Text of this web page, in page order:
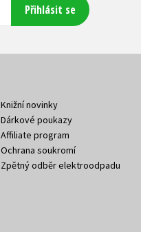
Přihlásit se
Knižní novinky
Dárkové poukazy
Affiliate program
Ochrana soukromí
Zpětný odběr elektroodpadu